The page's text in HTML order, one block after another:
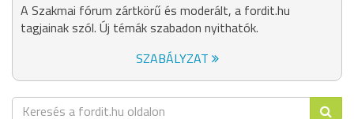
A Szakmai fórum zártkörű és moderált, a fordit.hu
tagjainak szól. Új témák szabadon nyithatók.
SZABÁLYZAT